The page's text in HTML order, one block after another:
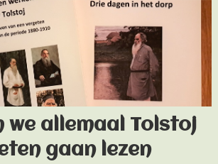
we allemaal Tolstoj
gaan lezen